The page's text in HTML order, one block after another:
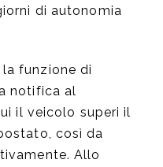
di autonomia
funzione di
notifica al
il veicolo superi il
così da
Allo